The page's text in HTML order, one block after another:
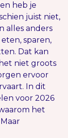
heb je
juist niet,
alles anders
sparen,
Dat kan
niet groots
ervoor
In dit
voor 2026
het